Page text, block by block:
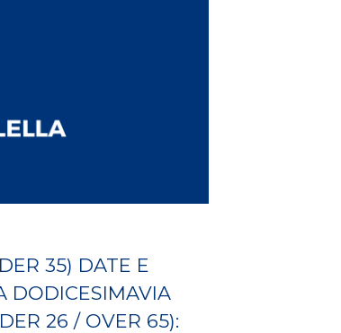
35) DATE E
DODICESIMAVIA
26 / OVER 65):